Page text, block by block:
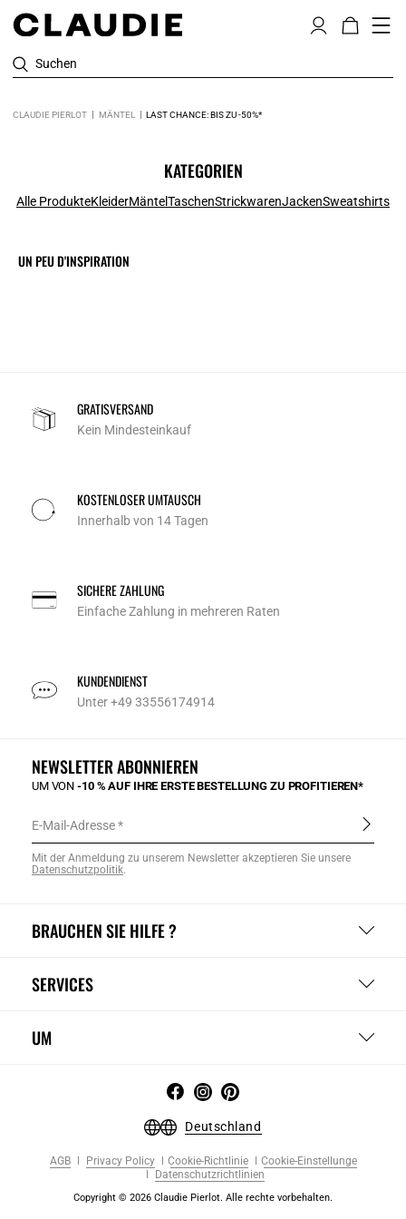
Suchen
CLAUDIE PIERLOT MÄNTEL LAST CHANCE: BIS ZU -50%*
KATEGORIEN
Alle ProdukteKleiderMäntelTaschenStrickwarenJackenSweatshirts
UN PEU D'INSPIRATION
GRATISVERSAND
Kein Mindesteinkauf
KOSTENLOSER UMTAUSCH
Innerhalb von 14 Tagen
SICHERE ZAHLUNG
Einfache Zahlung in mehreren Raten
KUNDENDIENST
Unter +49 33556174914
BRAUCHEN SIE HILFE ?
SERVICES
UM
NEWSLETTER ABONNIEREN
UM VON-10 % AUF IHRE ERSTE BESTELLUNG ZU PROFITIEREN*
E-Mail-Adresse
Mit der Anmeldung zu unserem Newsletter akzeptieren Sie unsere
Datenschutzpolitik.
Deutschland
AGB Privacy Policy Cookie-Richtlinie
Cookie-Einstellunge
Datenschutzrichtlinien
Copyright © 2026 Claudie Pierlot. Alle rechte vorbehalten.